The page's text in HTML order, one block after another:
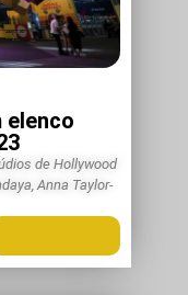
elenco
de Hollywood
Anna Taylor-